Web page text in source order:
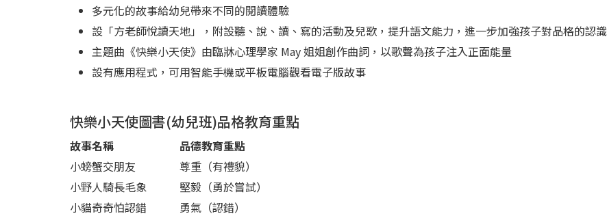
多元化的故事給幼兒帶來不同的閱讀體驗
設「方老師悅讀天地」，附設聽、說、讀、寫的活動及兒歌，提升語文能力，進一步加強孩子對品格的認識
主題曲《快樂小天使》由臨牀心理學家 May 姐姐創作曲詞，以歌聲為孩子注入正面能量
設有應用程式，可用智能手機或平板電腦觀看電子版故事
快樂小天使圖書(幼兒班)品格教育重點
故事名稱
品德教育重點
小螃蟹交朋友
尊重（有禮貌）
小野人騎長毛象
堅毅（勇於嘗試）
小貓奇奇怕認錯
勇氣（認錯）